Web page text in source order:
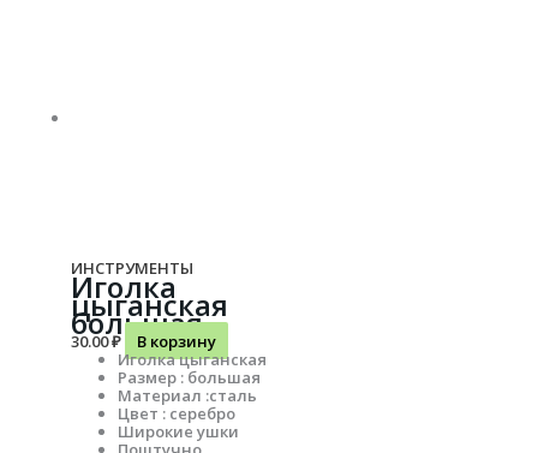
ИНСТРУМЕНТЫ
Иголка
цыганская
большая
30.00₽
В корзину
Иголка цыганская
Размер : большая
Материал :сталь
Цвет : серебро
Широкие ушки